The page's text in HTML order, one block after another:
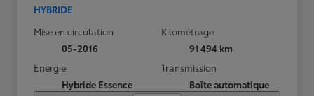
HYBRIDE
Mise en circulation
05-2016
Kilométrage
91 494 km
Energie
Hybride Essence
Transmission
Boîte automatique